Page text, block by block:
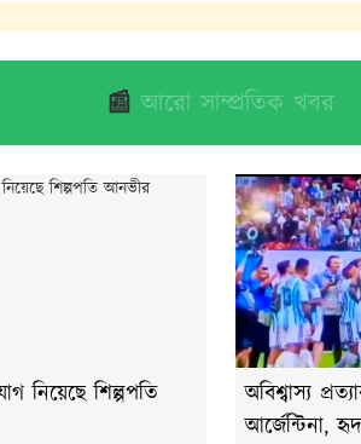
📰আরো সাম্প্রতিক খবর
নিয়েছে শিল্পপতি
অবিশ্বাস্য
আর্জেন্টিনা,